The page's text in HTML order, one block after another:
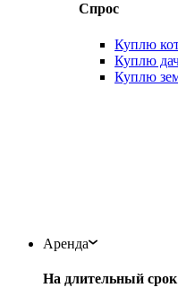
Спрос
Куплю
Куплю
Куплю
Аренда
На длительный срок